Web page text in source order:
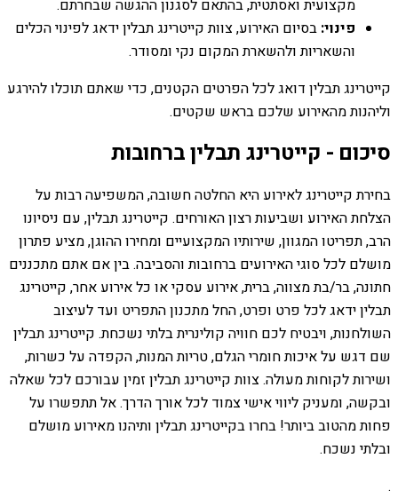
מקצועית ואסתטית, בהתאם לסגנון ההגשה שבחרתם.
פינוי: בסיום האירוע, צוות קייטרינג תבלין ידאג לפינוי הכלים
והשאריות ולהשארת המקום נקי ומסודר.
קייטרינג תבלין דואג לכל הפרטים הקטנים, כדי שאתם תוכלו להירגע
וליהנות מהאירוע שלכם בראש שקטים.
סיכום - קייטרינג תבלין ברחובות
בחירת קייטרינג לאירוע היא החלטה חשובה, המשפיעה רבות על
הצלחת האירוע ושביעות רצון האורחים. קייטרינג תבלין, עם ניסיונו
הרב, תפריטו המגוון, שירותיו המקצועיים ומחירו ההוגן, מציע פתרון
מושלם לכל סוגי האירועים ברחובות והסביבה. בין אם אתם מתכננים
חתונה, בר/בת מצווה, ברית, אירוע עסקי או כל אירוע אחר, קייטרינג
תבלין ידאג לכל פרט ופרט, החל מתכנון התפריט ועד לעיצוב
השולחנות, ויבטיח לכם חוויה קולינרית בלתי נשכחת. קייטרינג תבלין
שם דגש על איכות חומרי הגלם, טריות המנות, הקפדה על כשרות,
ושירות לקוחות מעולה. צוות קייטרינג תבלין זמין עבורכם לכל שאלה
ובקשה, ומעניק ליווי אישי צמוד לכל אורך הדרך. אל תתפשרו על
פחות מהטוב ביותר! בחרו בקייטרינג תבלין ותיהנו מאירוע מושלם
ובלתי נשכח.
.